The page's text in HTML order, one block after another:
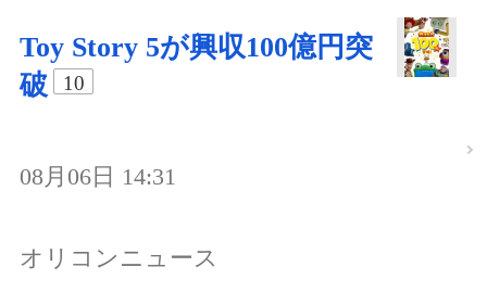
Toy Story 5が興収100億円突
破
10
08月06日 14:31
オリコンニュース